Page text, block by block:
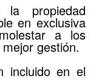
propiedad
en exclusiva
a los
gestión.
incluido en el